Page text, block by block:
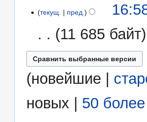
мая текущ. пред.
11 685 байт
(новейшие
новых
50